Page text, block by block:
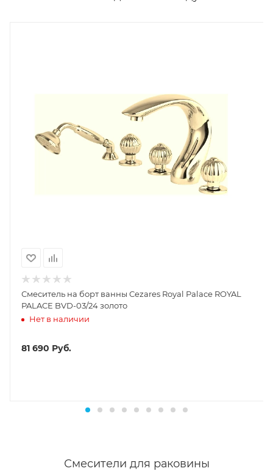
Смеситель на борт ванны Cezares Royal Palace ROYAL
PALACE BVD-03/24 золото
Нет в наличии
81 690 Руб.
Смесители для раковины